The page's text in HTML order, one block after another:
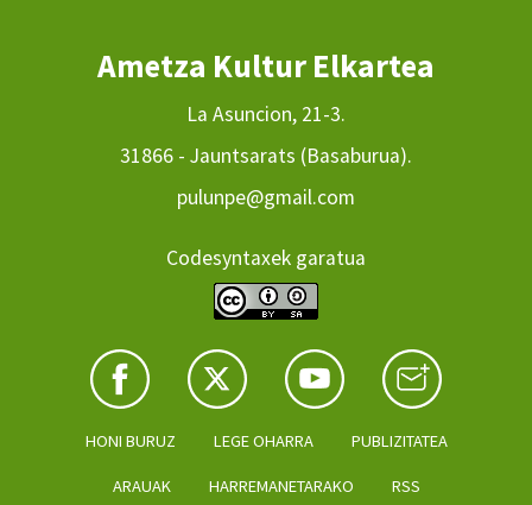
Ametza Kultur Elkartea
La Asuncion, 21-3.
31866 - Jauntsarats (Basaburua).
pulunpe@gmail.com
Codesyntaxek garatua
HONI BURUZ LEGE OHARRA PUBLIZITATEA
ARAUAK HARREMANETARAKO RSS